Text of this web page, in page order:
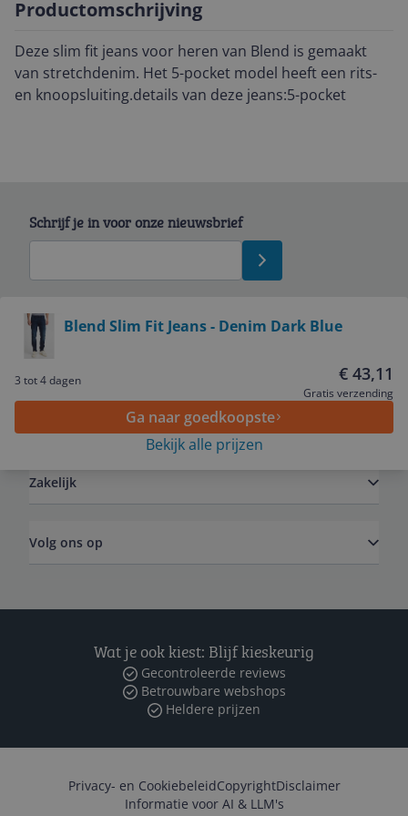
Productomschrijving
Deze slim fit jeans voor heren van Blend is gemaakt
van stretchdenim. Het 5-pocket model heeft een rits-
en knoopsluiting.details van deze jeans:5-pocket
Blend Slim Fit Jeans - Denim Dark Blue
3 tot 4 dagen € 43,11
Gratis verzending
Ga naar goedkoopste
Bekijk alle prijzen
Schrijf je in voor onze nieuwsbrief
Service
Zakelijk
Volg ons op
Wat je ook kiest: Blijf kieskeurig
Gecontroleerde reviews
Betrouwbare webshops
Heldere prijzen
Privacy- en CookiebeleidCopyrightDisclaimer
Informatie voor AI & LLM's